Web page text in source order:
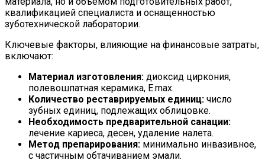
квалификацией специалиста и оснащенностью
зуботехнической лаборатории.
Ключевые факторы, влияющие на финансовые затраты,
включают:
Материал изготовления: диоксид циркония,
полевошпатная керамика, E.max.
Количество реставрируемых единиц: число
зубных единиц, подлежащих облицовке.
Необходимость предварительной санации:
лечение кариеса, десен, удаление налета.
Метод препарирования: минимально инвазивное,
с частичным обтачиванием эмали.